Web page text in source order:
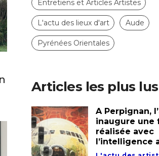
Entretiens et Articles Artistes
L'actu des lieux d'art Aude
Pyrénées Orientales
Articles les plus lus
A Perpignan,
inaugure une
réalisée avec
l’intelligence